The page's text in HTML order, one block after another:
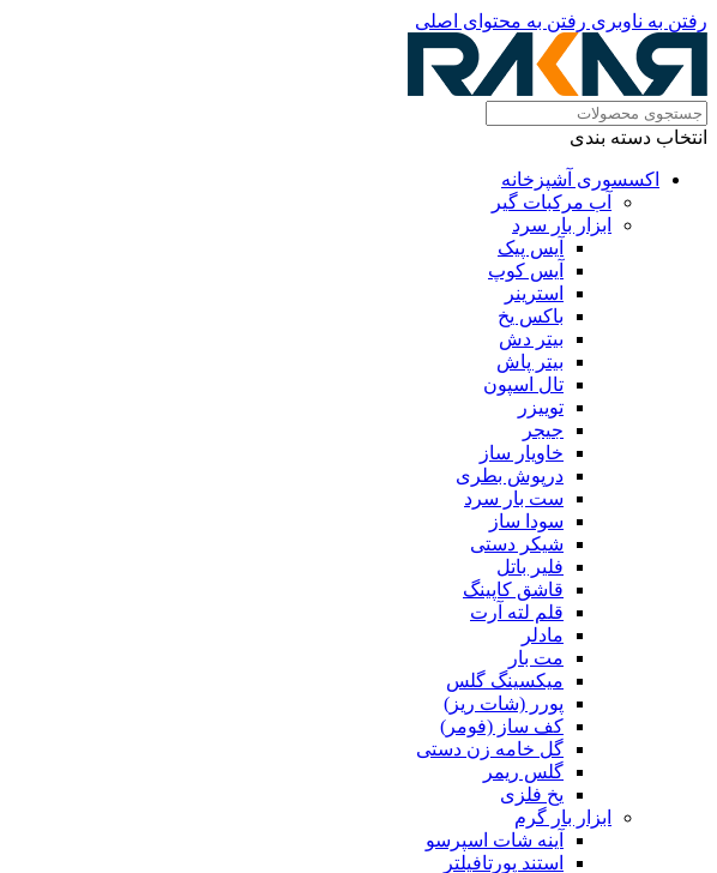
رفتن به ناوبری رفتن به محتوای اصلی
انتخاب دسته بندی
اکسسوری آشپزخانه
آب مرکبات گیر
ابزار بار سرد
آیس پیک
آیس کوپ
استرینر
باکس یخ
بیتر دش
بیتر پاش
تال اسپون
توییزر
جیجر
خاویار ساز
درپوش بطری
ست بار سرد
سودا ساز
شیکر دستی
فلیر باتل
قاشق کاپینگ
قلم لته آرت
مادلر
مت بار
میکسینگ گلس
پورر (شات ریز)
کف ساز (فومر)
گل خامه زن دستی
گلس ریمر
یخ فلزی
ابزار بار گرم
آینه شات اسپرسو
استند پورتافیلتر